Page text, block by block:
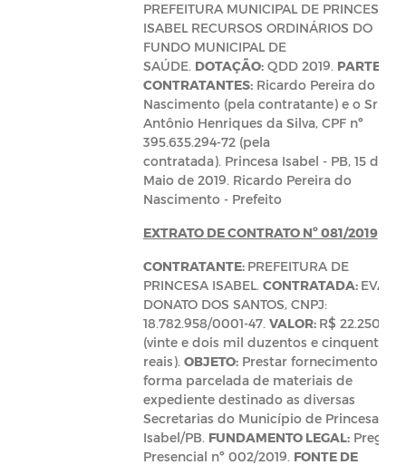
PREFEITURA MUNICIPAL DE PRINCESA
ISABEL RECURSOS ORDINÁRIOS DO
FUNDO MUNICIPAL DE
SAÚDE. DOTAÇÃO:QDD 2019. PARTES
CONTRATANTES:Ricardo Pereira do
Nascimento (pela contratante) e o Sr.
Antônio Henriques da Silva, CPF nº
395.635.294-72 (pela
contratada). Princesa Isabel - PB, 15 de
Maio de 2019. Ricardo Pereira do
Nascimento - Prefeito
EXTRATO DE CONTRATO Nº 081/2019
CONTRATANTE: PREFEITURA DE
PRINCESA ISABEL. CONTRATADA: EVANI
DONATO DOS SANTOS, CNPJ:
18.782.958/0001-47. VALOR: R$ 22.250,00
(vinte e dois mil duzentos e cinquenta
reais). OBJETO:Prestar fornecimento de
forma parcelada de materiais de
expediente destinado as diversas
Secretarias do Município de Princesa
Isabel/PB. FUNDAMENTO LEGAL:Pregão
Presencial nº 002/2019. FONTE DE